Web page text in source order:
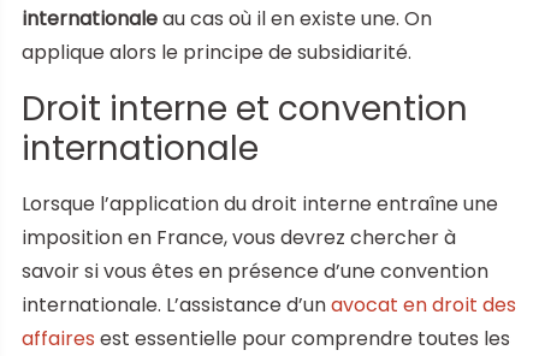
internationaleau cas où il en existe une. On
applique alors le principe de subsidiarité.
Droit interne et convention
internationale
Lorsque l’application du droit interne entraîne une
imposition en France, vous devrez chercher à
savoir si vous êtes en présence d’une convention
internationale. L’assistance d’unavocat en droit des
affaires est essentielle pour comprendre toutes les